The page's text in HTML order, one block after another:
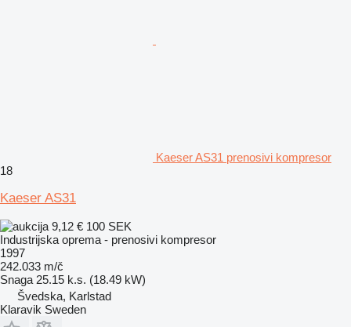
Kaeser AS31 prenosivi kompresor
18
Kaeser AS31
9,12 € 100 SEK
Industrijska oprema - prenosivi kompresor
1997
242.033 m/č
Snaga 25.15 k.s. (18.49 kW)
Švedska, Karlstad
Klaravik Sweden